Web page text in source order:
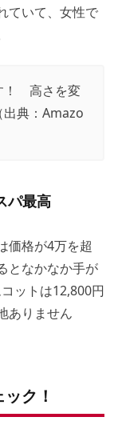
ていて、女性で
！ 高さを変
典： Amazo
パ最高
価格が4万を超
となかなか手が
ットは12,800円
ありません
ク！